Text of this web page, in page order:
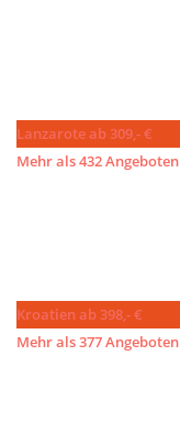
Lanzarote ab 309,- €
Mehr als 432 Angeboten
Kroatien ab 398,- €
Mehr als 377 Angeboten